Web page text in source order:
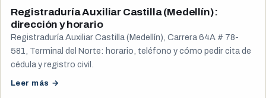
Registraduría Auxiliar Castilla (Medellín):
dirección y horario
Registraduría Auxiliar Castilla (Medellín), Carrera 64A # 78-
581, Terminal del Norte: horario, teléfono y cómo pedir cita de
cédula y registro civil.
Leer más →